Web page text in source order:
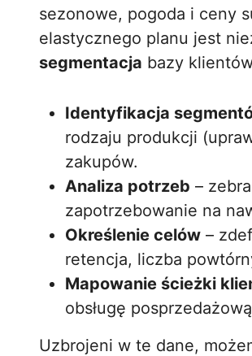
sezonowe, pogoda i ceny
elastycznego planu jest
segmentacja bazy
Identyfikacja
rodzaju produkcji
zakupów.
Analiza potrzeb –
zapotrzebowanie na
Określenie celów –
retencja, liczba
Mapowanie ścieżki
obsługę
Uzbrojeni w te dane,